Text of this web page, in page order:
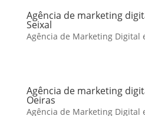
Agência de marketing
Seixal
Agência de Marketing Digital
Agência de marketing
Oeiras
Agência de Marketing Digital